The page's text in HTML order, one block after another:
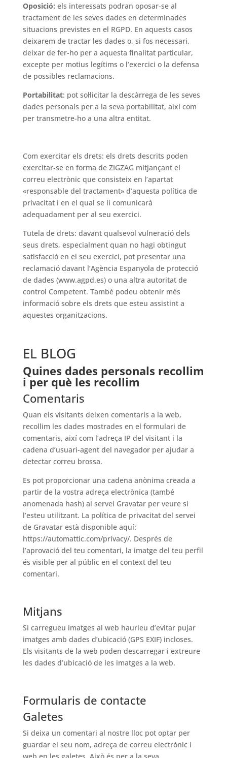
Oposició: els interessats podran oposar-se al
tractament de les seves dades en determinades
situacions previstes en el RGPD. En aquests casos
deixarem de tractar les dades o, si fos necessari,
deixar de fer-ho per a aquesta finalitat particular,
excepte per motius legítims o l’exercici o la defensa
de possibles reclamacions.
Portabilitat: pot sol·licitar la descàrrega de les seves
dades personals per a la seva portabilitat, així com
per transmetre-ho a una altra entitat.
Com exercitar els drets: els drets descrits poden
exercitar-se en forma de ZIGZAG mitjançant el
correu electrònic que consisteix en l’apartat
«responsable del tractament» d’aquesta política de
privacitat i en el qual se li comunicarà
adequadament per al seu exercici.
Tutela de drets: davant qualsevol vulneració dels
seus drets, especialment quan no hagi obtingut
satisfacció en el seu exercici, pot presentar una
reclamació davant l’Agència Espanyola de protecció
de dades (www.agpd.es) o una altra autoritat de
control Competent. També podeu obtenir més
informació sobre els drets que esteu assistint a
aquestes organitzacions.
EL BLOG
Quines dades personals recollim
i per què les recollim
Comentaris
Quan els visitants deixen comentaris a la web,
recollim les dades mostrades en el formulari de
comentaris, així com l’adreça IP del visitant i la
cadena d’usuari-agent del navegador per ajudar a
detectar correu brossa.
Es pot proporcionar una cadena anònima creada a
partir de la vostra adreça electrònica (també
anomenada hash) al servei Gravatar per veure si
l’esteu utilitzant. La política de privacitat del servei
de Gravatar està disponible aquí:
https://automattic.com/privacy/. Després de
l’aprovació del teu comentari, la imatge del teu perfil
és visible per al públic en el context del teu
comentari.
Mitjans
Si carregueu imatges al web hauríeu d’evitar pujar
imatges amb dades d’ubicació (GPS EXIF) incloses.
Els visitants de la web poden descarregar i extreure
les dades d’ubicació de les imatges a la web.
Formularis de contacte
Galetes
Si deixa un comentari al nostre lloc pot optar per
guardar el seu nom, adreça de correu electrònic i